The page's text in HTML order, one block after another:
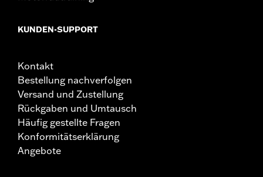
KUNDEN-SUPPORT
Kontakt
Bestellung nachverfolgen
Versand und Zustellung
Rückgaben und Umtausch
Häufig gestellte Fragen
Konformitätserklärung
Angebote